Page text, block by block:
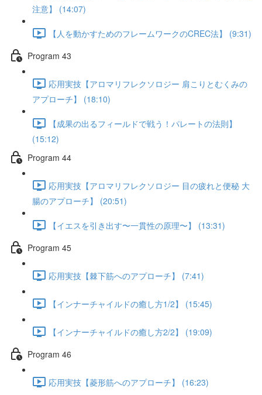
注意】 (14:07)
【人を動かすためのフレームワークのCREC法】 (9:31)
Program 43
応用実技【アロマリフレクソロジー 肩こりとむくみの
アプローチ】 (18:10)
【成果の出るフィールドで戦う！パレートの法則】
(15:12)
Program 44
応用実技【アロマリフレクソロジー 目の疲れと便秘 大
腸のアプローチ】 (20:51)
【イエスを引き出す〜一貫性の原理〜】 (13:31)
Program 45
応用実技【棘下筋へのアプローチ】 (7:41)
【インナーチャイルドの癒し方1/2】 (15:45)
【インナーチャイルドの癒し方2/2】 (19:09)
Program 46
応用実技【菱形筋へのアプローチ】 (16:23)